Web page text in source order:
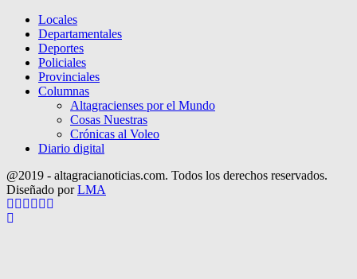
Locales
Departamentales
Deportes
Policiales
Provinciales
Columnas
Altagracienses por el Mundo
Cosas Nuestras
Crónicas al Voleo
Diario digital
@2019 - altagracianoticias.com. Todos los derechos reservados.
Diseñado porLMA
Facebook
Twitter
Instagram
Pinterest
Google